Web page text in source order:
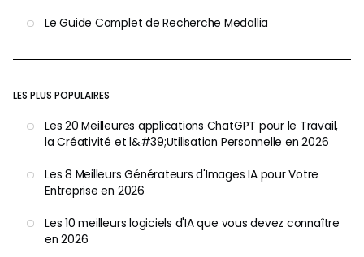
Le Guide Complet de Recherche Medallia
LES PLUS POPULAIRES
Les 20 Meilleures applications ChatGPT pour le Travail,
la Créativité et l&#39;Utilisation Personnelle en 2026
Les 8 Meilleurs Générateurs d'Images IA pour Votre
Entreprise en 2026
Les 10 meilleurs logiciels d'IA que vous devez connaître
en 2026